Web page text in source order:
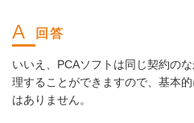
いいえ、PCAソフトは同じ契約の
理することができますので、基本
はありません。